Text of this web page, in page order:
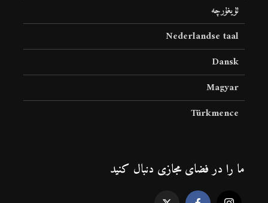
ئۇيغۇرچە
Nederlandse taal
Dansk
Magyar
Türkmence
ما را در فضای مجازی دنبال کنید